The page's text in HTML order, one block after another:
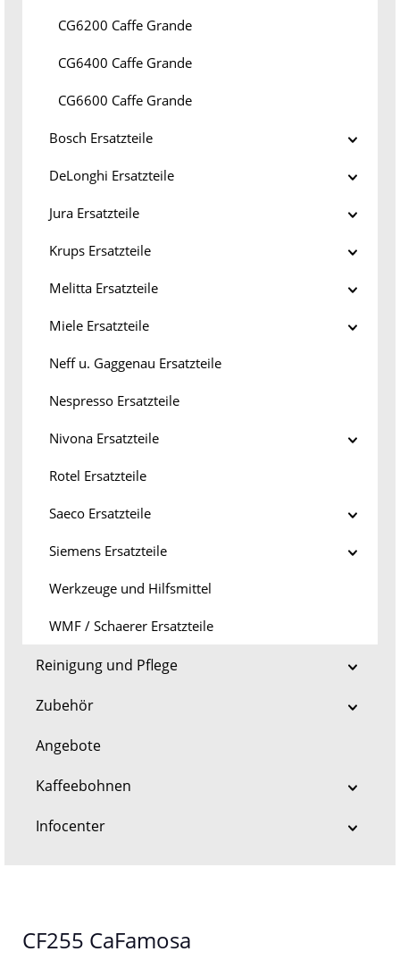
CG6200 Caffe Grande
CG6400 Caffe Grande
CG6600 Caffe Grande
Bosch Ersatzteile
DeLonghi Ersatzteile
Jura Ersatzteile
Krups Ersatzteile
Melitta Ersatzteile
Miele Ersatzteile
Neff u. Gaggenau Ersatzteile
Nespresso Ersatzteile
Nivona Ersatzteile
Rotel Ersatzteile
Saeco Ersatzteile
Siemens Ersatzteile
Werkzeuge und Hilfsmittel
WMF / Schaerer Ersatzteile
Reinigung und Pflege
Zubehör
Angebote
Kaffeebohnen
Infocenter
CF255 CaFamosa